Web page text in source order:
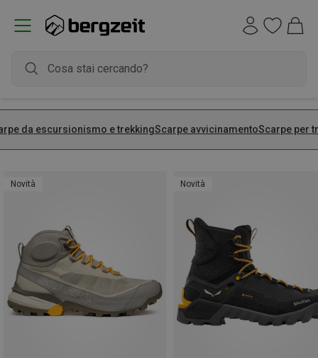
da escursionismo e trekkingScarpe avvicinamentoScarpe per
Novità Novità